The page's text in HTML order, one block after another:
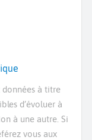
à titre
d’évoluer à
à une autre. Si
vous aux